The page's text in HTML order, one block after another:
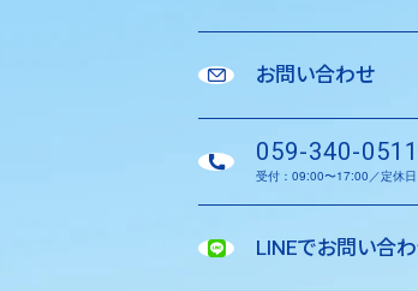
お問い合わせ
059-340-0511
受付：09:00〜17:00／定休
LINEでお問い合